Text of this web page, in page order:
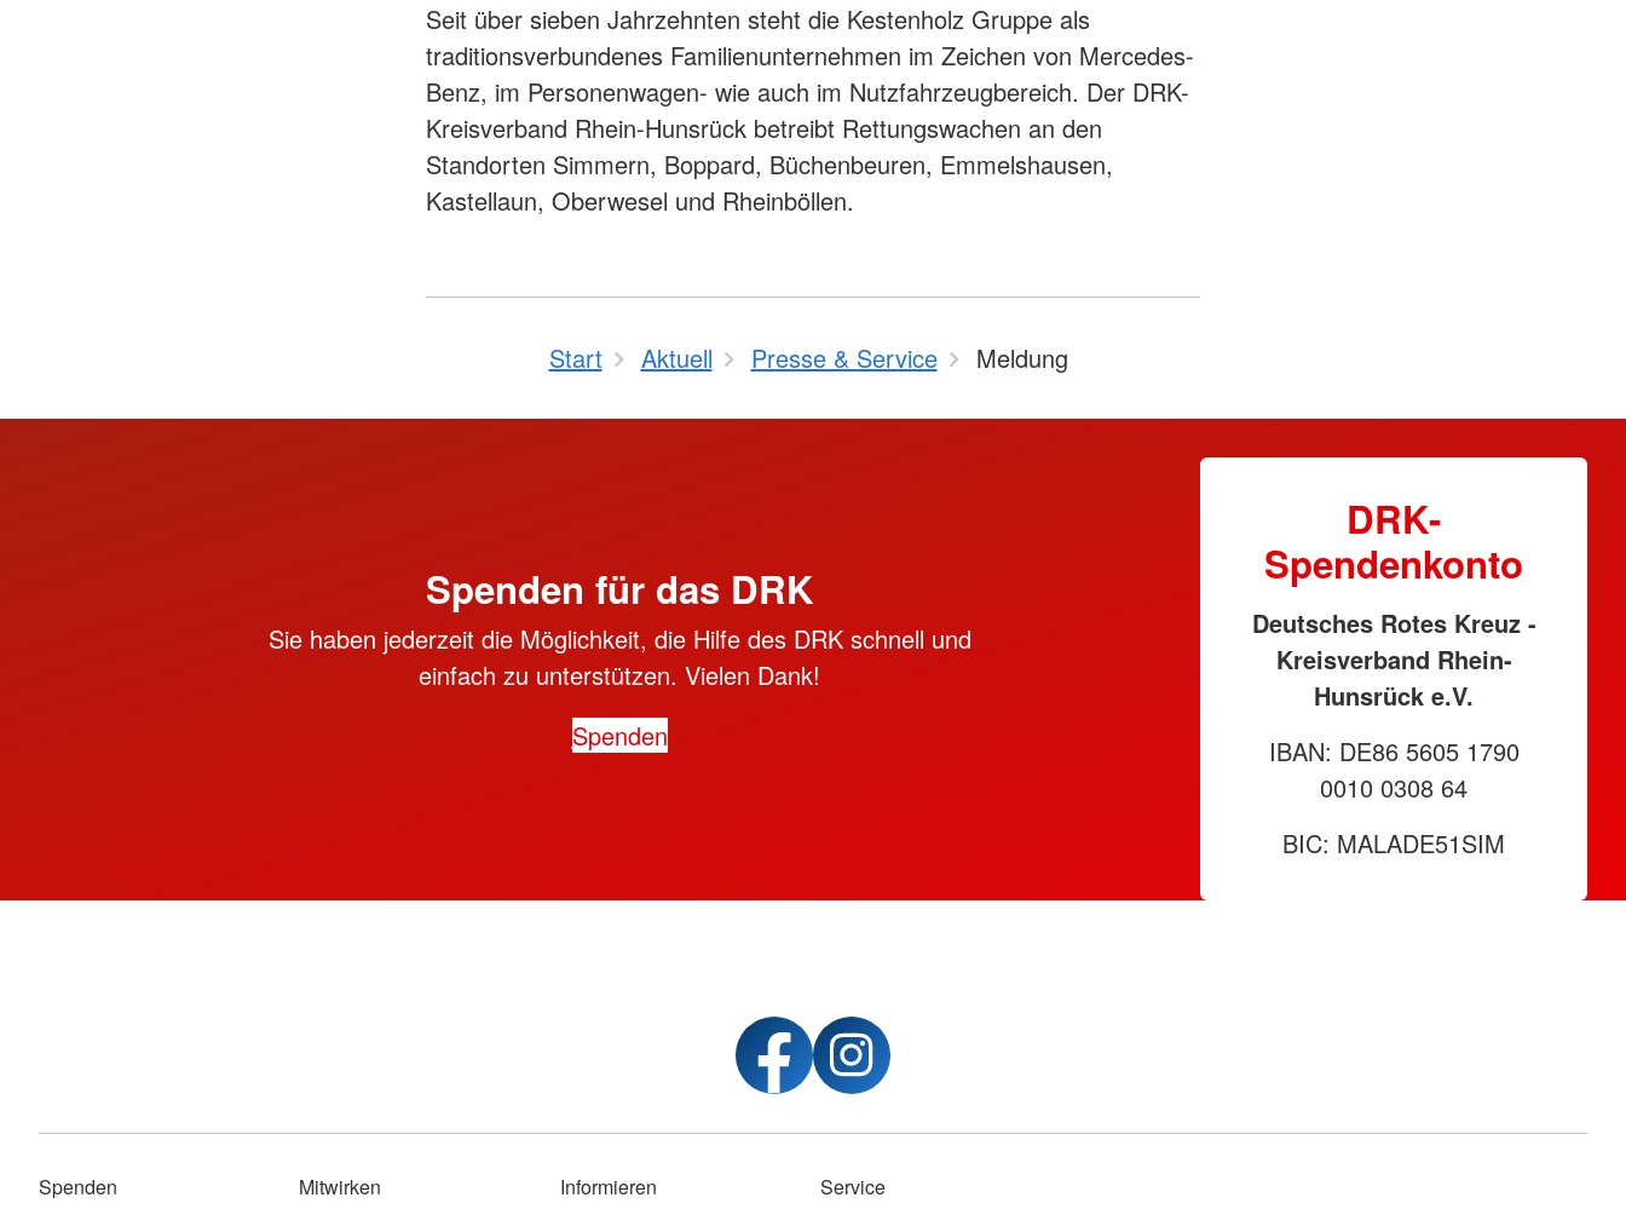
Seit über sieben Jahrzehnten steht die Kestenholz Gruppe als
traditionsverbundenes Familienunternehmen im Zeichen von Mercedes-
Benz, im Personenwagen- wie auch im Nutzfahrzeugbereich. Der DRK-
Kreisverband Rhein-Hunsrück betreibt Rettungswachen an den
Standorten Simmern, Boppard, Büchenbeuren, Emmelshausen,
Kastellaun, Oberwesel und Rheinböllen.
Start Aktuell Presse & Service Meldung
Spenden für das DRK
Sie haben jederzeit die Möglichkeit, die Hilfe des DRK schnell und
einfach zu unterstützen. Vielen Dank!
Spenden
DRK-
Spendenkonto
Deutsches Rotes Kreuz -
Kreisverband Rhein-
Hunsrück e.V.
IBAN: DE86 5605 1790
0010 0308 64
BIC: MALADE51SIM
Spenden Mitwirken Informieren Service